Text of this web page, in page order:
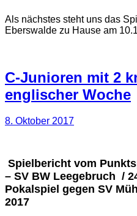
Als nächstes steht uns das
Eberswalde zu Hause am
C-Junioren mit 2
englischer Woche
8. Oktober 2017
Spielbericht vom
– SV BW Leegebruch /
Pokalspiel gegen SV
2017